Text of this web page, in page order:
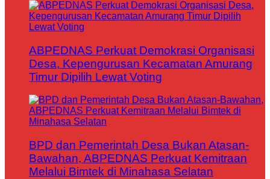
ABPEDNAS Perkuat Demokrasi Organisasi
Desa, Kepengurusan Kecamatan Amurang
Timur Dipilih Lewat Voting
BPD dan Pemerintah Desa Bukan Atasan-
Bawahan, ABPEDNAS Perkuat Kemitraan
Melalui Bimtek di Minahasa Selatan